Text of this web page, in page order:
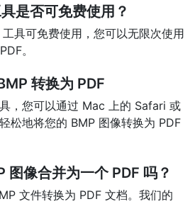
中的选定页面拆分为单个文件
所有图像
是否可免费使用？
工具可免费使用，您可以无限次使用
。
转换为 PDF
，您可以通过 Mac 上的 Safari 或
松地将您的 BMP 图像转换为 PDF
图像合并为一个 PDF 吗？
文件转换为 PDF 文档。我们的